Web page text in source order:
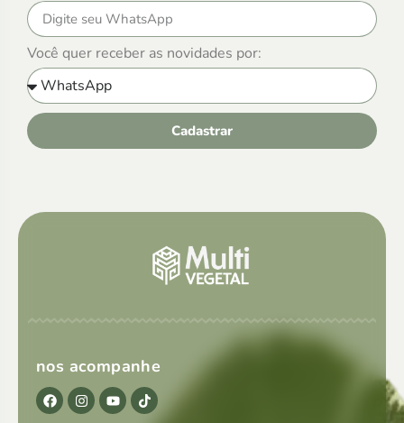
Você quer receber as novidades por:
Cadastrar
nos acompanhe